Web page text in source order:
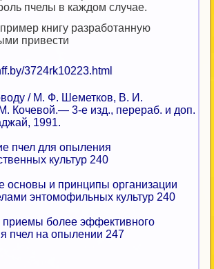
пчелы в каждом случае.
книгу разработанную
привести
3724rk10223.html
/ М. Ф. Шеметков, В. И.
Кочевой.— 3-е изд., перераб. и доп.
1991.
пчел для опыления
культур 240
основы и принципы организации
энтомофильных культур 240
приемы более эффективного
пчел на опылении 247